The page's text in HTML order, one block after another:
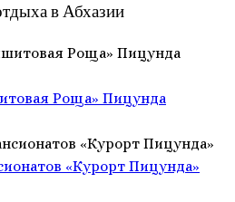
в Абхазии
Роща» Пицунда
«Курорт Пицунда»